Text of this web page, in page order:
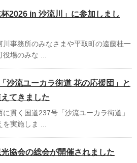
杯2026 in 沙流川」に参加しまし
川事務所のみなさまや平取町の遠藤桂一
役場のみな ...
沙流ユーカラ街道 花の応援団」と
てきました
貫く国道237号「沙流ユーカラ街道」
を実施しま ...
協会の総会が開催されました